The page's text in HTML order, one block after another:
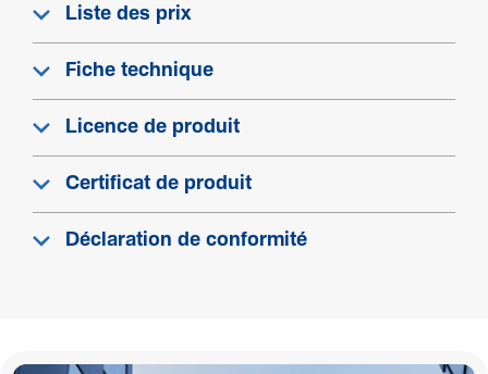
Liste des prix
Fiche technique
Licence de produit
Certificat de produit
Déclaration de conformité